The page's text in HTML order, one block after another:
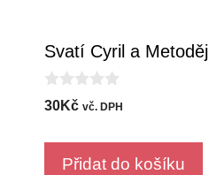
Svatí Cyril a Metoděj
0
o
t
30Kč vč. DPH
Přidat do košíku